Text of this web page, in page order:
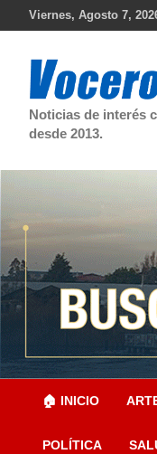
Viernes, Agosto 7,
Noticias de interés
desde 2013.
🏠 INICIO
POLÍTICA